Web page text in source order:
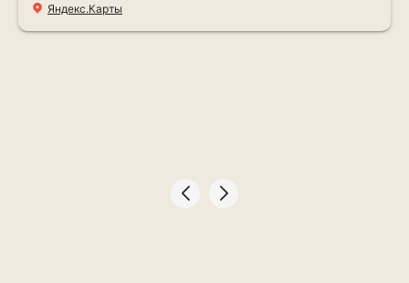
Яндекс.Карты